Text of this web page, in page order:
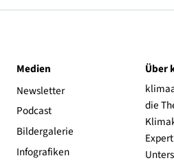
Preis
Shoplink
570,00 €
zum Shop
573,49 € zum Shop